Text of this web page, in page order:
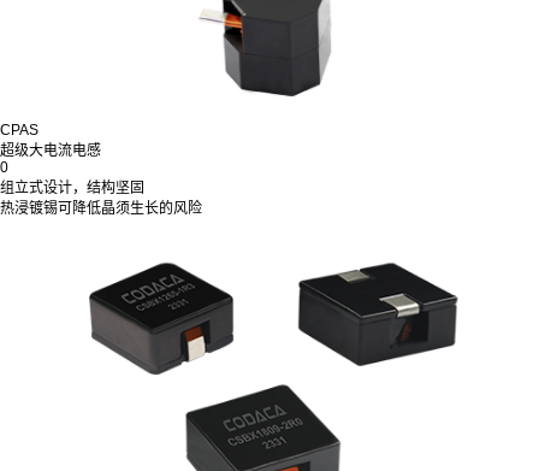
CPAS
超级大电流电感
0
组立式设计，结构坚固
热浸镀锡可降低晶须生长的风险